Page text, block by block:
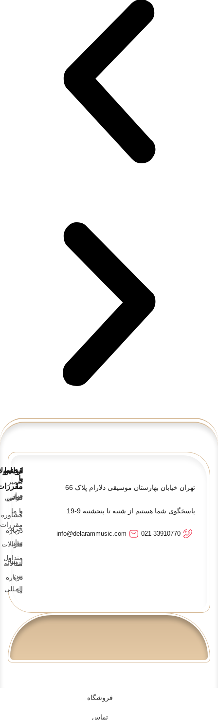
تهران خیابان بهارستان موسیقی دلارام پلاک 66
پاسخگوی شما هستیم از شنبه تا پنجشنبه 9-19
021-33910770
info@delarammusic.com
تعمیر
ساز
مشاوره
خرید
ساز
ارسال
بین
المللی
قوانین
و
قوانین
و
مقررات
سوالات
متداول
درباره
ما
ارتباط
با
ما
تماس
با ما
درباره
ما
مقالات
فروشگاه
تماس